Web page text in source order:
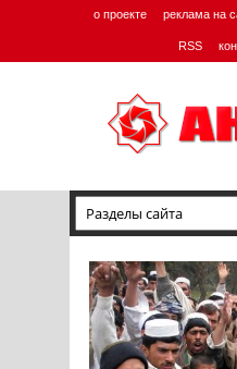
о проекте реклама на
RSS